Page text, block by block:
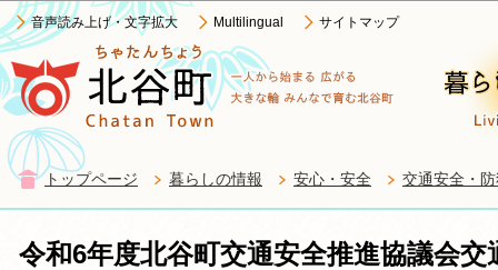
音声読み上げ・文字拡大 Multilingual サイトマップ
トップページ 暮らしの情報 安心・安全 交通安全・
令和6年度北谷町交通安全推進協議会